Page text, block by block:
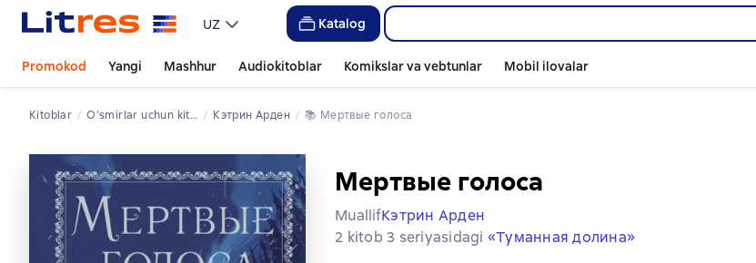
UZ Katalog
Promokod Yangi Mashhur Audiokitoblar Komikslar va vebtunlar Mobil ilovalar
Kitoblar o‘smirlar uchun kitoblar Кэтрин Арден 📚 Мертвые голоса
Мертвые голоса
MuallifКэтрин Арден
2 kitob 3 seriyasidagi «Туманная долина»